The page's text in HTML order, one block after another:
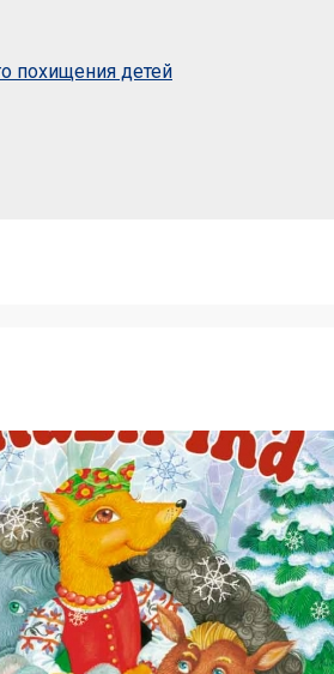
похищения детей